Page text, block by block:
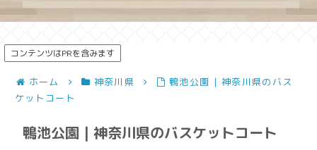
コンテンツはPRを含みます
ホーム 神奈川県
鴨池公園 | 神奈川県のバス
ケットコート
鴨池公園 | 神奈川県のバスケットコート